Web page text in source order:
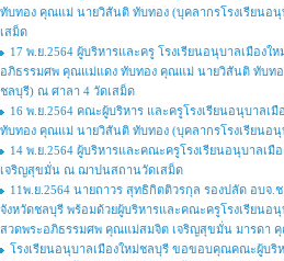
ทับทอง คุณแม่ นายวิสันติ ทับทอง (บุคลากรโรงเรียนอ
เสม็ด
17 พ.ย.2564 ผู้บริหารและครู โรงเรียนอนุบาลเมืองใ
อภิธรรมศพ คุณแม่แดง ทับทอง คุณแม่ นายวิสันติ ทับทอ
ชลบุรี) ณ ศาลา 4 วัดเสม็ด
16 พ.ย.2564 คณะผู้บริหาร และครูโรงเรียนอนุบาล
ทับทอง คุณแม่ นายวิสันติ ทับทอง (บุคลากรโรงเรียนอ
14 พ.ย.2564 ผู้บริหารและคณะครูโรงเรียนอนุบาลเ
เจริญสุขมั่น ณ ฌาปนสถานวัดเสม็ด
11พ.ย.2564 นายถาวร สุทธิกิตติวรกุล รองปลัด อบจ
จังหวัดชลบุรี พร้อมด้วยผู้บริหารและคณะครูโรงเรียนอ
สวดพระอภิธรรมศพ คุณแม่สมจิต เจริญสุขมั่น มารดา
โรงเรียนอนุบาลเมืองใหม่ชลบุรี ขอขอบคุณคณะผู้บริ